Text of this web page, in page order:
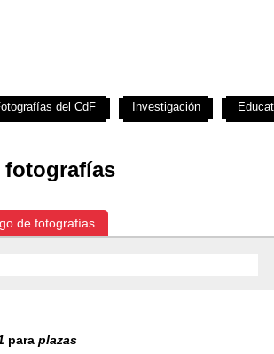
fotografías
de fotografías
para plazas
del CdF Investigación